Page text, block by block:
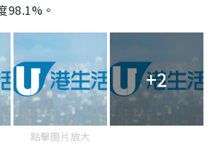
98.1%。
+2
點擊圖片放大